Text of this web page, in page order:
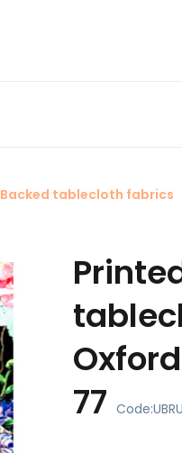
Backed tablecloth fabrics
77 Code: